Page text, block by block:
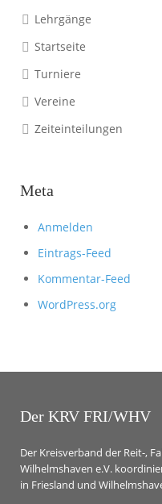
Lehrgänge
Startseite
Turniere
Vereine
Zeiteinteilungen
Meta
Anmelden
Eintrags-Feed
Kommentar-Feed
WordPress.org
Der KRV FRI/WHV
Der Kreisverband der Reit-,
Wilhelmshaven e.V.
in Friesland und